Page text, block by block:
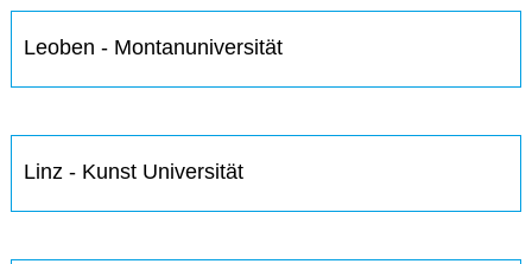
Leoben - Montanuniversität
Linz - Kunst Universität